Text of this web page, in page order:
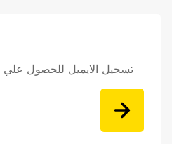
تسجيل الايميل للحصول